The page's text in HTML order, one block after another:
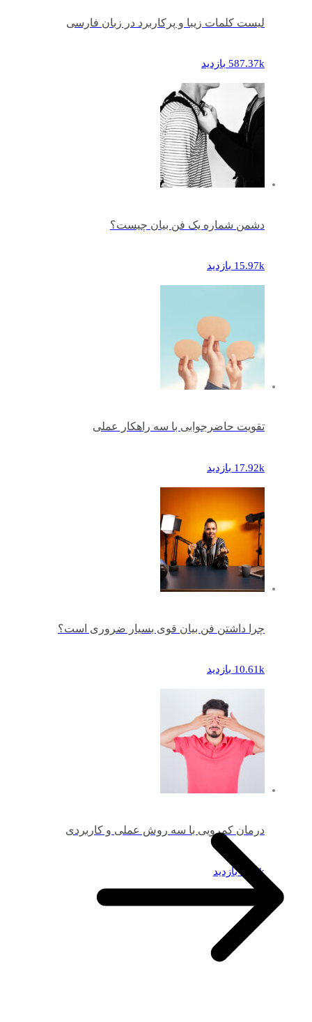
لیست کلمات زیبا و پرکاربرد در زبان فارسی
587.37k بازدید
دشمن شماره یک فن بیان چیست؟
15.97k بازدید
تقویت حاضرجوابی با سه راهکار عملی
17.92k بازدید
چرا داشتن فن بیان قوی بسیار ضروری است؟
10.61k بازدید
درمان کمرویی با سه روش عملی و کاربردی
11.6k بازدید